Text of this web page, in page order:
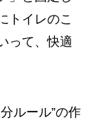
トイレのこ
って、快適
ルール”の作